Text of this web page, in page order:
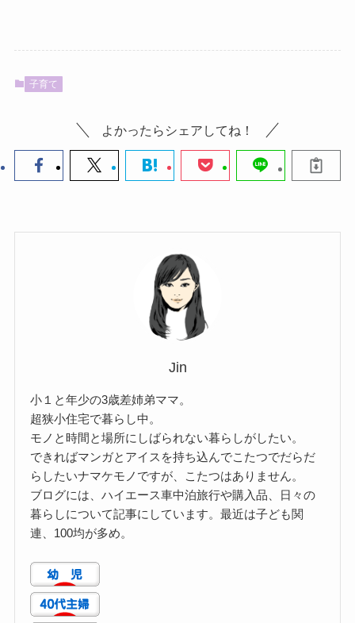
子育て
よかったらシェアしてね！
Jin
小１と年少の3歳差姉弟ママ。
超狭小住宅で暮らし中。
モノと時間と場所にしばられない暮らしがしたい。
できればマンガとアイスを持ち込んでこたつでだらだ
らしたいナマケモノですが、こたつはありません。
ブログには、ハイエース車中泊旅行や購入品、日々の
暮らしについて記事にしています。最近は子ども関
連、100均が多め。